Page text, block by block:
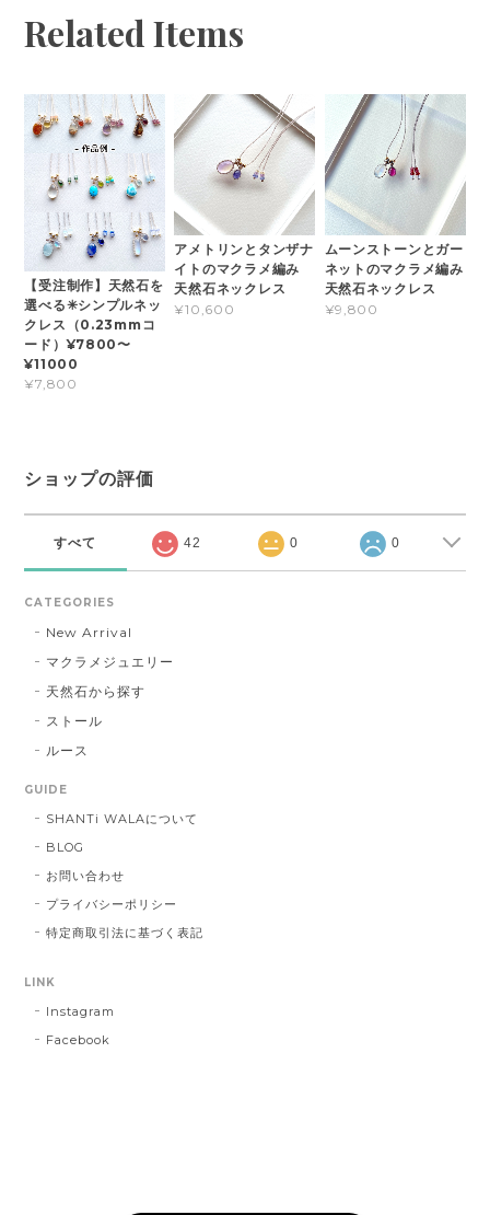
Related Items
【受注制作】天然石を
選べる✳︎シンプルネッ
クレス（0.23mmコ
ード）¥7800〜
¥11000
¥7,800
アメトリンとタンザナ
イトのマクラメ編み
天然石ネックレス
¥10,600
ムーンストーンとガー
ネットのマクラメ編み
天然石ネックレス
¥9,800
ショップの評価
すべて 42 0 0
CATEGORIES
New Arrival
マクラメジュエリー
天然石から探す
ストール
ルース
GUIDE
SHANTi WALAについて
BLOG
お問い合わせ
プライバシーポリシー
特定商取引法に基づく表記
LINK
Instagram
Facebook